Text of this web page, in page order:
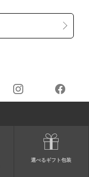
選べるギフト包装